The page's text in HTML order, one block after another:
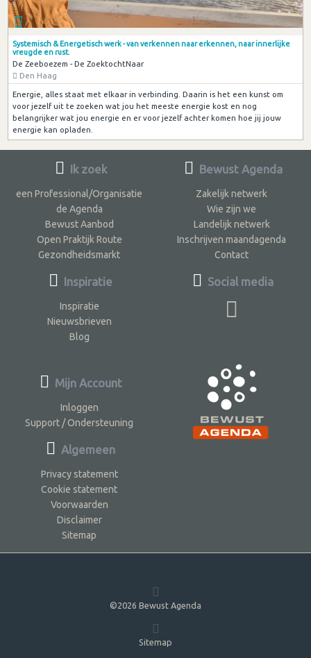
Systemisch & Energetisch werk - van verkennen naar erkennen, naar innerlijke
vreugde en rust.
De Zeeboezem - De ZoektochtNaar
Den Haag
Energie, alles staat met elkaar in verbinding. Daarin is het een kunst om
voor jezelf uit te zoeken wat jou het meeste energie kost en nog
belangrijker wat jou energie en er voor jezelf achter komen hoe jij jouw
energie kan opladen.
Ik zoek
een Professional/Organisatie
de Agenda
Bewust Aanbod
Open Praktijk Route
Gezondheidsmarkt
Inspiratie
Inspiratie
Nieuwsbrieven
Blog
Bewust Agenda
Zakelijk netwerk
Wie zijn we
Landelijk netwerk
Inschrijven maandagenda
Contact
Social media
Mijn Account
Inloggen
Support / Ondersteuning
Algemeen
Privacy statement
Cookie statement
Voorwaarden
Disclaimer
Sitemap
©2026 Bewust Agenda
Sitemap